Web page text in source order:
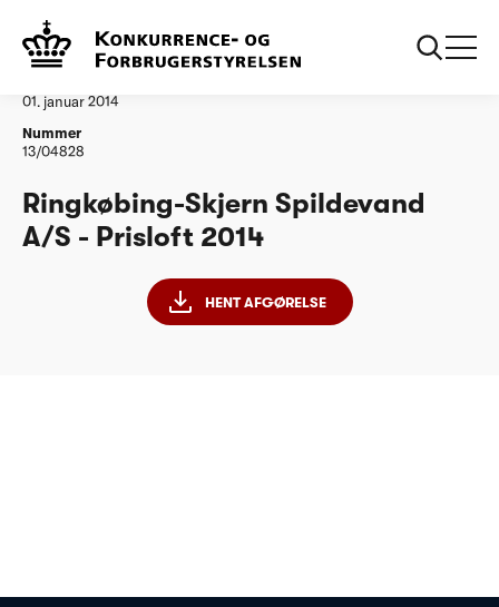
Vandtilsyn
01. januar 2014
Nummer
13/04828
Ringkøbing-Skjern Spildevand
A/S - Prisloft 2014
HENT AFGØRELSE